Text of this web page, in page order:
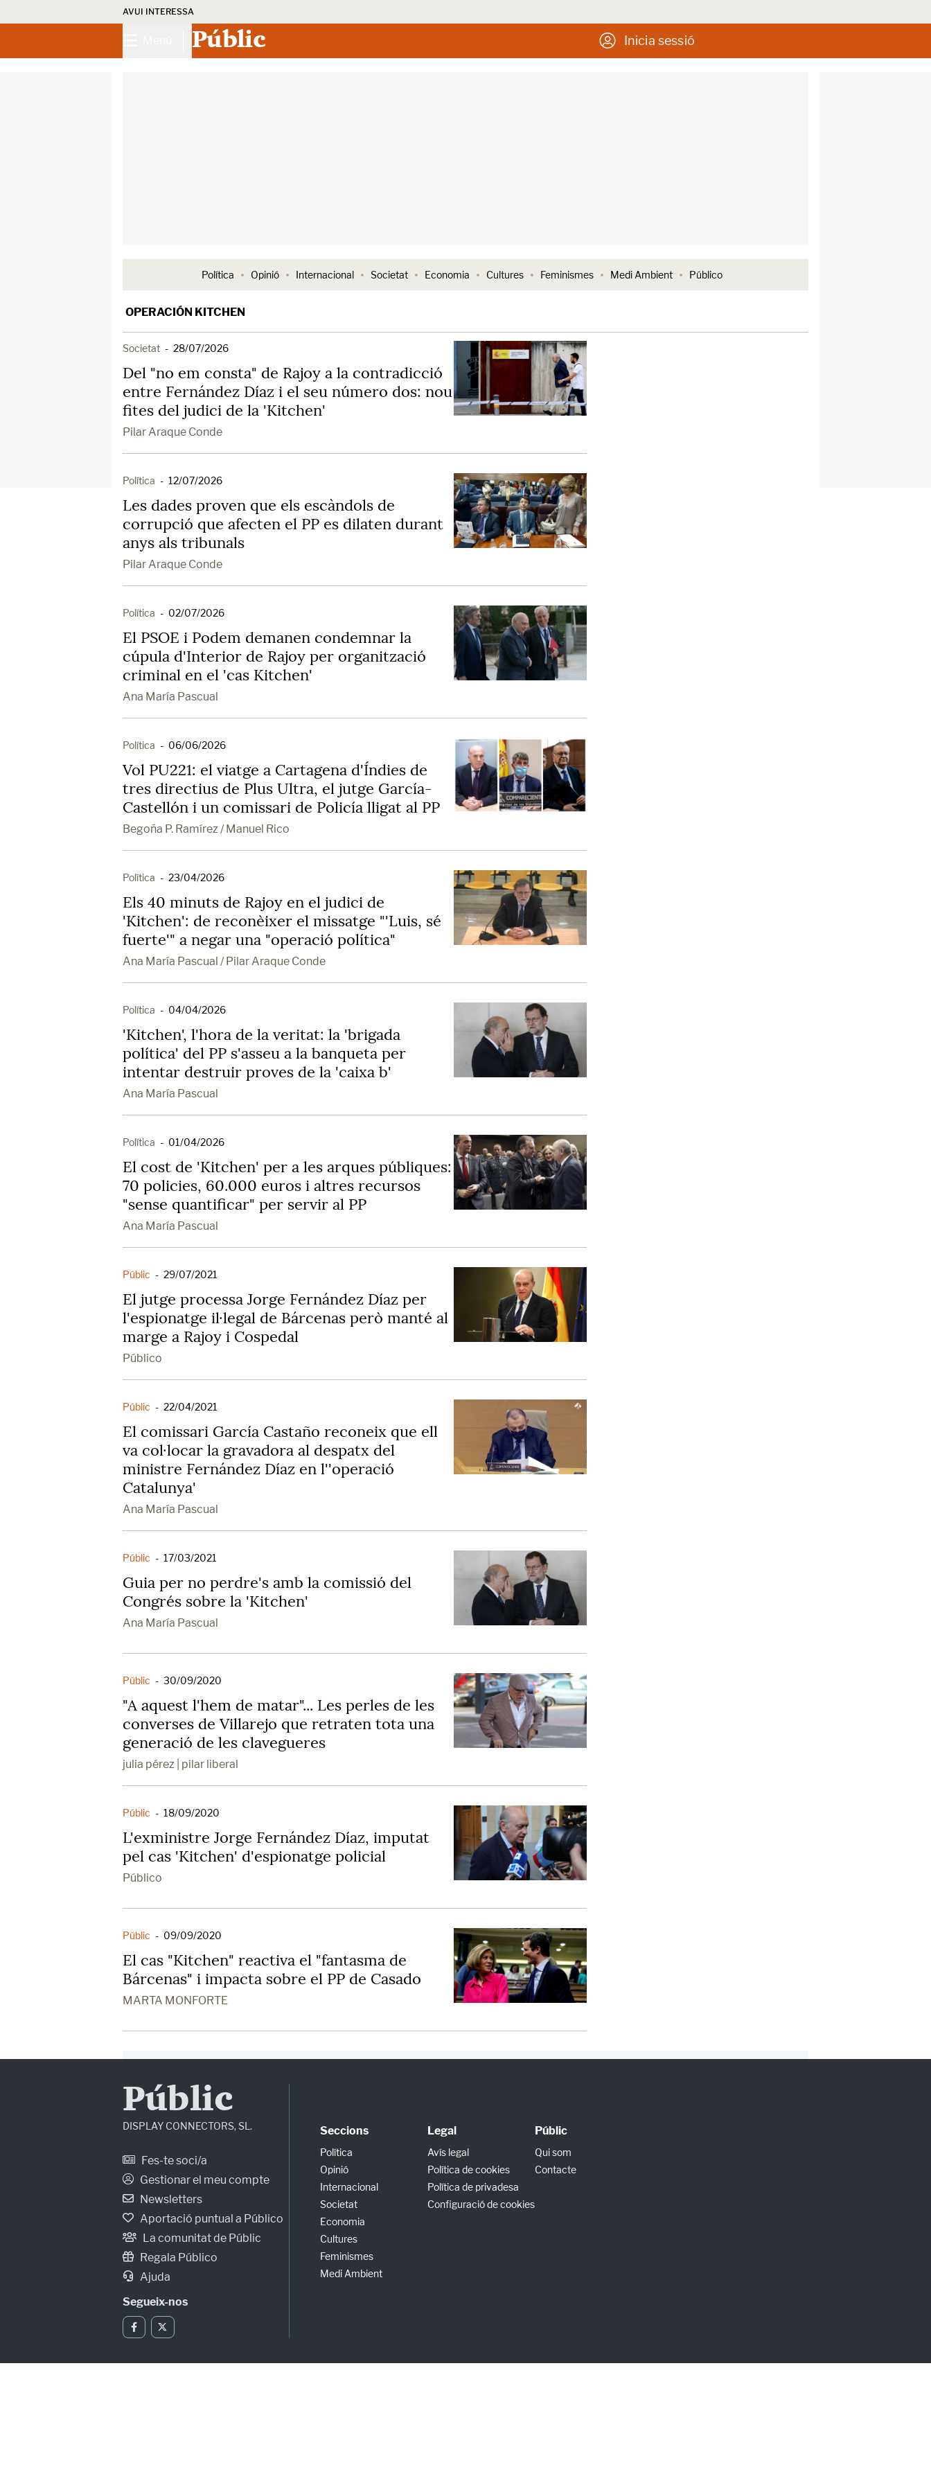
AVUI INTERESSA
Públic Inicia sessió
Política Opinió Internacional Societat Economia Cultures Feminismes Medi Ambient Público
OPERACIÓN KITCHEN
Societat - 28/07/2026
Del "no em consta" de Rajoy a la contradicció
entre Fernández Díaz i el seu número dos: nou
fites del judici de la 'Kitchen'
Pilar Araque Conde
Política - 12/07/2026
Les dades proven que els escàndols de
corrupció que afecten el PP es dilaten durant
anys als tribunals
Pilar Araque Conde
Política - 02/07/2026
El PSOE i Podem demanen condemnar la
cúpula d'Interior de Rajoy per organització
criminal en el 'cas Kitchen'
Ana María Pascual
Política - 06/06/2026
Vol PU221: el viatge a Cartagena d'Índies de
tres directius de Plus Ultra, el jutge García-
Castellón i un comissari de Policía lligat al PP
Begoña P. Ramírez / Manuel Rico
Política - 23/04/2026
Els 40 minuts de Rajoy en el judici de
'Kitchen': de reconèixer el missatge "'Luis, sé
fuerte'" a negar una "operació política"
Ana María Pascual / Pilar Araque Conde
Política - 04/04/2026
'Kitchen', l'hora de la veritat: la 'brigada
política' del PP s'asseu a la banqueta per
intentar destruir proves de la 'caixa b'
Ana María Pascual
Política - 01/04/2026
El cost de 'Kitchen' per a les arques públiques:
70 policies, 60.000 euros i altres recursos
"sense quantificar" per servir al PP
Ana María Pascual
Públic - 29/07/2021
El jutge processa Jorge Fernández Díaz per
l'espionatge il·legal de Bárcenas però manté al
marge a Rajoy i Cospedal
Público
Públic - 22/04/2021
El comissari García Castaño reconeix que ell
va col·locar la gravadora al despatx del
ministre Fernández Díaz en l''operació
Catalunya'
Ana María Pascual
Públic - 17/03/2021
Guia per no perdre's amb la comissió del
Congrés sobre la 'Kitchen'
Ana María Pascual
Públic - 30/09/2020
"A aquest l'hem de matar"... Les perles de les
converses de Villarejo que retraten tota una
generació de les clavegueres
julia pérez | pilar liberal
Públic - 18/09/2020
L'exministre Jorge Fernández Díaz, imputat
pel cas 'Kitchen' d'espionatge policial
Público
Públic - 09/09/2020
El cas "Kitchen" reactiva el "fantasma de
Bárcenas" i impacta sobre el PP de Casado
MARTA MONFORTE
Públic
DISPLAY CONNECTORS, SL.
Fes-te soci/a
Gestionar el meu compte
Newsletters
Aportació puntual a Público
La comunitat de Públic
Regala Público
Ajuda
Segueix-nos
Seccions
Política
Opinió
Internacional
Societat
Economia
Cultures
Feminismes
Medi Ambient
Legal
Avís legal
Política de cookies
Política de privadesa
Configuració de cookies
Públic
Qui som
Contacte